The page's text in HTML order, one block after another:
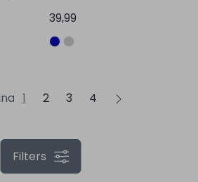
39,99
1 2 3 4
Filters